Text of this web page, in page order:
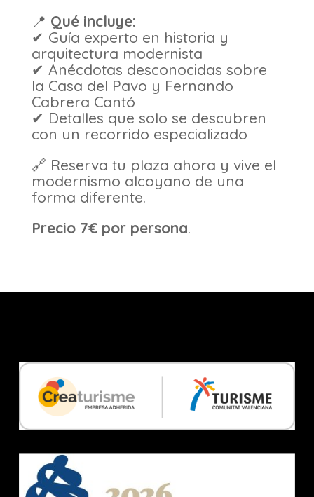
📍 Qué incluye:
✔ Guía experto en historia y
arquitectura modernista
✔ Anécdotas desconocidas sobre
la Casa del Pavo y Fernando
Cabrera Cantó
✔ Detalles que solo se descubren
con un recorrido especializado
🔗 Reserva tu plaza ahora y vive el
modernismo alcoyano de una
forma diferente.
Precio 7€ por persona.